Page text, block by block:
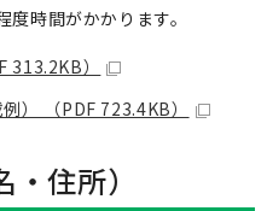
度時間がかかります。
313.2KB）
） （PDF 723.4KB）
住所）